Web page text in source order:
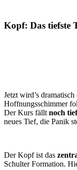
Kopf: Das tiefste
Jetzt wird’s
Hoffnungsschimmer
Der Kurs fällt noch
neues Tief, die Panik
Der Kopf ist das
Schulter Formation.